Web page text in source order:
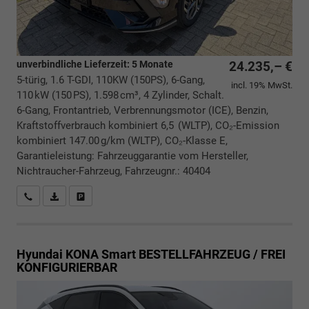
24.235,– €
incl. 19% MwSt.
unverbindliche Lieferzeit: 5 Monate
5-türig, 1.6 T-GDI, 110KW (150PS), 6-Gang,
110 kW (150 PS), 1.598 cm³, 4 Zylinder, Schalt.
6-Gang, Frontantrieb, Verbrennungsmotor (ICE), Benzin,
Kraftstoffverbrauch kombiniert 6,5 (WLTP), CO₂-Emission
kombiniert 147.00 g/km (WLTP), CO₂-Klasse E,
Garantieleistung: Fahrzeuggarantie vom Hersteller,
Nichtraucher-Fahrzeug, Fahrzeugnr.: 40404
Rückrufbitte absenden
PDF-Datei, Fahrzeugexposé drucken
Hyundai KONASmart BESTELLFAHRZEUG / FREI
KONFIGURIERBAR